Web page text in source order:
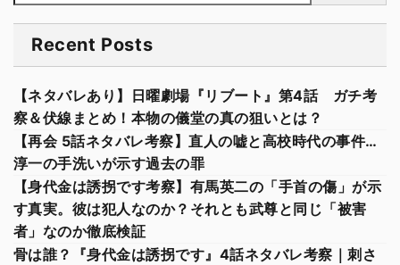
Recent Posts
【ネタバレあり】日曜劇場『リブート』第4話 ガチ考
察＆伏線まとめ！本物の儀堂の真の狙いとは？
【再会 5話ネタバレ考察】直人の嘘と高校時代の事件…
淳一の手洗いが示す過去の罪
【身代金は誘拐です考察】有馬英二の「手首の傷」が示
す真実。彼は犯人なのか？それとも武尊と同じ「被害
者」なのか徹底検証
骨は誰？『身代金は誘拐です』4話ネタバレ考察｜刺さ